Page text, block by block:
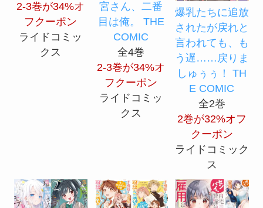
2-3巻が34%オ
フクーポン
ライドコミッ
クス
宮さん、二番
目は俺。 THE
COMIC
全4巻
2-3巻が34%オ
フクーポン
ライドコミッ
クス
爆乳たちに追放
されたが戻れと
言われても、も
う遅……戻りま
しゅぅぅ！ TH
E COMIC
全2巻
2巻が32%オフ
クーポン
ライドコミック
ス